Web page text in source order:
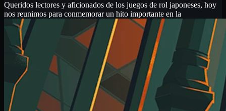
Queridos lectores y aficionados de los juegos de rol japoneses, hoy
nos reunimos para conmemorar un hito importante en la